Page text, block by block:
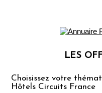
LES
Choisissez votre
Hôtels Circuits France